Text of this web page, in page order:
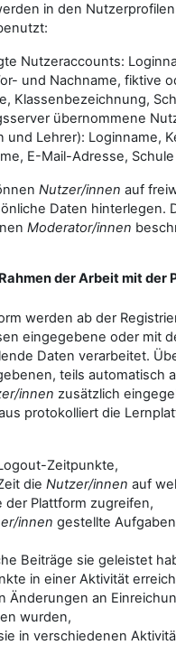
in den
Nutzeraccounts:
und Nachname, fiktive
Klassenbezeichnung,
übernommene
und Lehrer): Loginname,
E-Mail-Adresse,
Nutzer/innen auf
Daten hinterlegen.
Moderator/innen
der Arbeit mit der
werden ab der
eingegebene oder mit
Daten verarbeitet.
teils automatisch
innen zusätzlich
protokolliert die
Zeitpunkte,
die Nutzer/innen auf
der Plattform zugreifen,
innen gestellte
Beiträge sie geleistet
in einer Aktivität
Änderungen an
wurden,
in verschiedenen